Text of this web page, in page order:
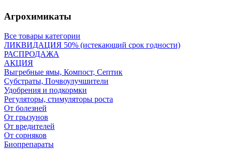
Агрохимикаты
Все товары категории
ЛИКВИДАЦИЯ 50% (истекающий срок годности)
РАСПРОДАЖА
АКЦИЯ
Выгребные ямы, Компост, Септик
Субстраты, Почвоулучшители
Удобрения и подкормки
Регуляторы, стимуляторы роста
От болезней
От грызунов
От вредителей
От сорняков
Биопрепараты